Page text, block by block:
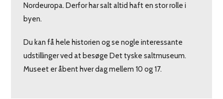
Nordeuropa. Derfor har salt altid haft en stor rolle i
byen.
Du kan få hele historien og se nogle interessante
udstillinger ved at besøge Det tyske saltmuseum.
Museet er åbent hver dag mellem 10 og 17.